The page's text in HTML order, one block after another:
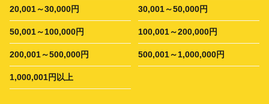
20,001～30,000円 30,001～50,000円
50,001～100,000円 100,001～200,000円
200,001～500,000円 500,001～1,000,000円
1,000,001円以上